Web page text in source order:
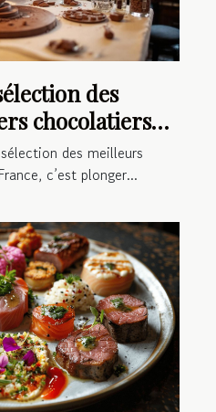
des
chocolatiers
des meilleurs
c’est plonger...